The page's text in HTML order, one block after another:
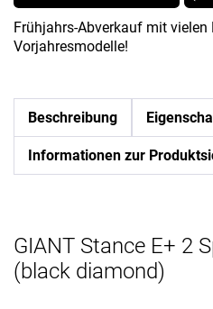
Frühjahrs-Abverkauf mit
Vorjahresmodelle!
Beschreibung
Informationen zur
GIANT Stance E+ 2
(black diamond)